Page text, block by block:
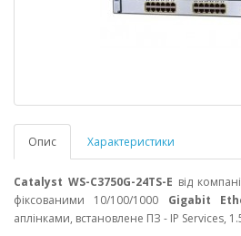
Опис Характеристики
Catalyst WS-C3750G-24TS-E від
фіксованими 10/100/1000 Gigabit
аплінками, встановлене ПЗ - IP Services,